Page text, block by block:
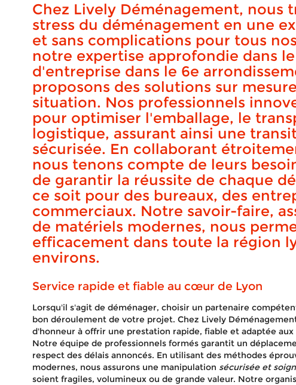
Chez Lively Déménagement, nous
stress du déménagement en une
et sans complications pour tous
notre expertise approfondie dans
d'entreprise dans le 6e
proposons des solutions sur
situation. Nos professionnels
pour optimiser l'emballage, le
logistique, assurant ainsi une
sécurisée. En collaborant
nous tenons compte de leurs
de garantir la réussite de chaque
ce soit pour des bureaux, des
commerciaux. Notre savoir-faire,
de matériels modernes, nous
efficacement dans toute la région
environs.
Service rapide et fiable au cœur de Lyon
Lorsqu'il s'agit de déménager, choisir un partenaire
bon déroulement de votre projet. Chez Lively
d'honneur à offrir une prestation rapide, fiable et adaptée
Notre équipe de professionnels formés garantit un
respect des délais annoncés. En utilisant des méthodes
modernes, nous assurons une manipulation sécurisée et
soient fragiles, volumineux ou de grande valeur. Notre